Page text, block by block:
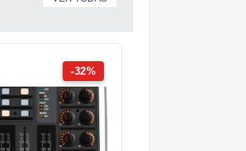
-32%